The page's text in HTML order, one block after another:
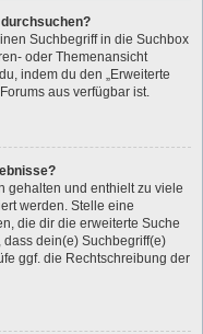
Suchbegriff in die Suchbox
oder Themenansicht
indem du den „Erweiterte
aus verfügbar ist.
gehalten und enthielt zu viele
werden. Stelle eine
die dir die erweiterte Suche
dein(e) Suchbegriff(e)
ggf. die Rechtschreibung der